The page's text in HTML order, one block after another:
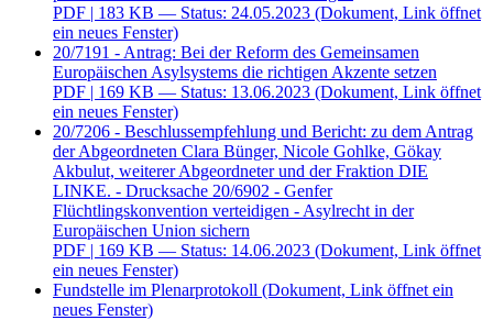
PDF | 183 KB — Status: 24.05.2023 (Dokument, Link öffnet
ein neues Fenster)
20/7191 - Antrag: Bei der Reform des Gemeinsamen
Europäischen Asylsystems die richtigen Akzente setzen
PDF | 169 KB — Status: 13.06.2023 (Dokument, Link öffnet
ein neues Fenster)
20/7206 - Beschlussempfehlung und Bericht: zu dem Antrag
der Abgeordneten Clara Bünger, Nicole Gohlke, Gökay
Akbulut, weiterer Abgeordneter und der Fraktion DIE
LINKE. - Drucksache 20/6902 - Genfer
Flüchtlingskonvention verteidigen - Asylrecht in der
Europäischen Union sichern
PDF | 169 KB — Status: 14.06.2023 (Dokument, Link öffnet
ein neues Fenster)
Fundstelle im Plenarprotokoll (Dokument, Link öffnet ein
neues Fenster)